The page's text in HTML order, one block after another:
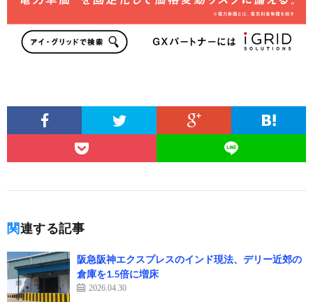
関連する記事
阪急阪神エクスプレスのインド現法、デリー近郊の
倉庫を1.5倍に増床
2026.04.30